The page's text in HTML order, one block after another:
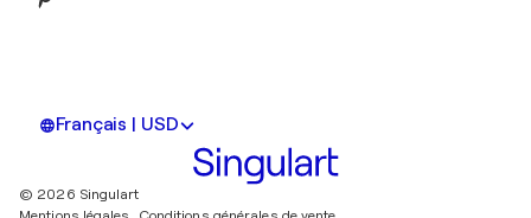
Français | USD
© 2026 Singulart